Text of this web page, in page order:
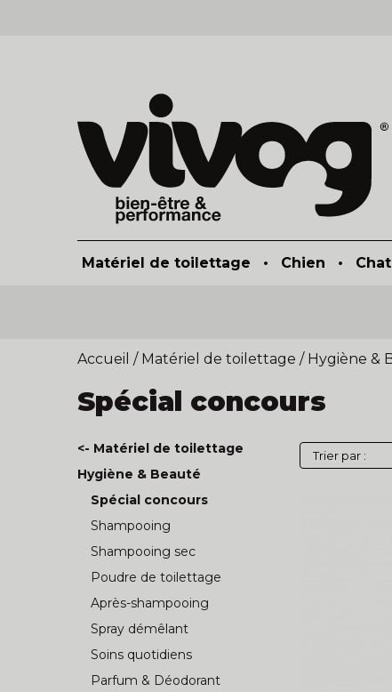
Matériel de toilettage • Chien • Chat
Accueil / Matériel de toilettage / Hygiène &
Spécial concours
<- Matériel de toilettage
Hygiène & Beauté
Spécial concours
Shampooing
Shampooing sec
Poudre de toilettage
Après-shampooing
Spray démêlant
Soins quotidiens
Parfum & Déodorant